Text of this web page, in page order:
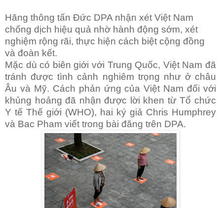
Hãng thông tấn Đức DPA nhận xét Việt Nam
chống dịch hiệu quả nhờ hành động sớm, xét
nghiệm rộng rãi, thực hiện cách biệt cộng đồng
và đoàn kết.
Mặc dù có biên giới với Trung Quốc, Việt Nam đã
tránh được tình cảnh nghiêm trọng như ở châu
Âu và Mỹ. Cách phản ứng của Việt Nam đối với
khủng hoảng đã nhận được lời khen từ Tổ chức
Y tế Thế giới (WHO), hai ký giả Chris Humphrey
và Bac Pham viết trong bài đăng trên DPA.